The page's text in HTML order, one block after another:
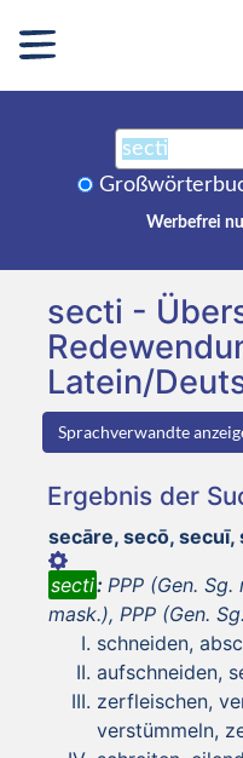
Werbefrei
secti -
Latein/
Sprachverwandte
Ergebnis der
secāre, secō, secuī,
secti: PPP (Gen. Sg.
mask.), PPP (Gen.
schneiden,
aufschneiden,
zerfleischen,
verstümmeln,